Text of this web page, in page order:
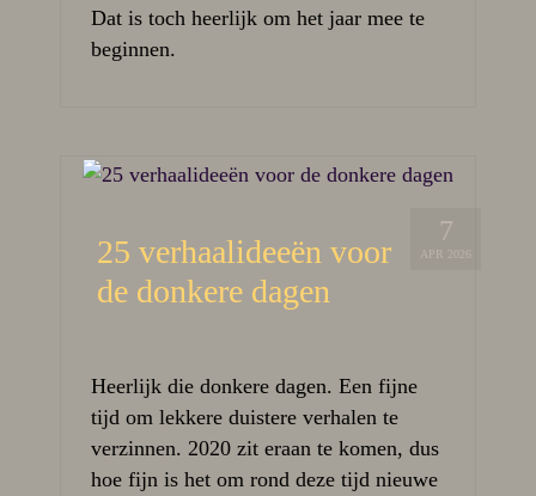
Dat is toch heerlijk om het jaar mee te
beginnen.
7
APR 2026
25 verhaalideeën voor
de donkere dagen
Heerlijk die donkere dagen. Een fijne
tijd om lekkere duistere verhalen te
verzinnen. 2020 zit eraan te komen, dus
hoe fijn is het om rond deze tijd nieuwe